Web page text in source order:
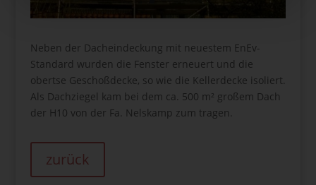
Neben der Dacheindeckung mit neuestem EnEv-
Standard wurden die Fenster erneuert und die
obertse Geschoßdecke, so wie die Kellerdecke isoliert.
Als Dachziegel kam bei dem ca. 500 m² großem Dach
der H10 von der Fa. Nelskamp zum tragen.
zurück